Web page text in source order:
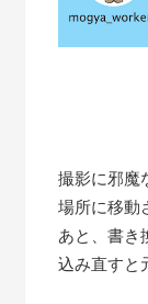
撮影に邪魔
場所に移動
あと、書き
込み直すと